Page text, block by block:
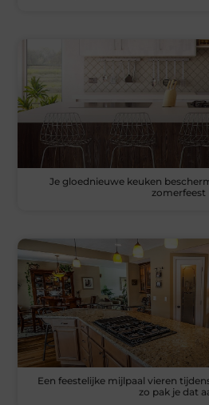
Je gloednieuwe keuken
zomerfeest
Een feestelijke mijlpaal vieren
zo pak je dat